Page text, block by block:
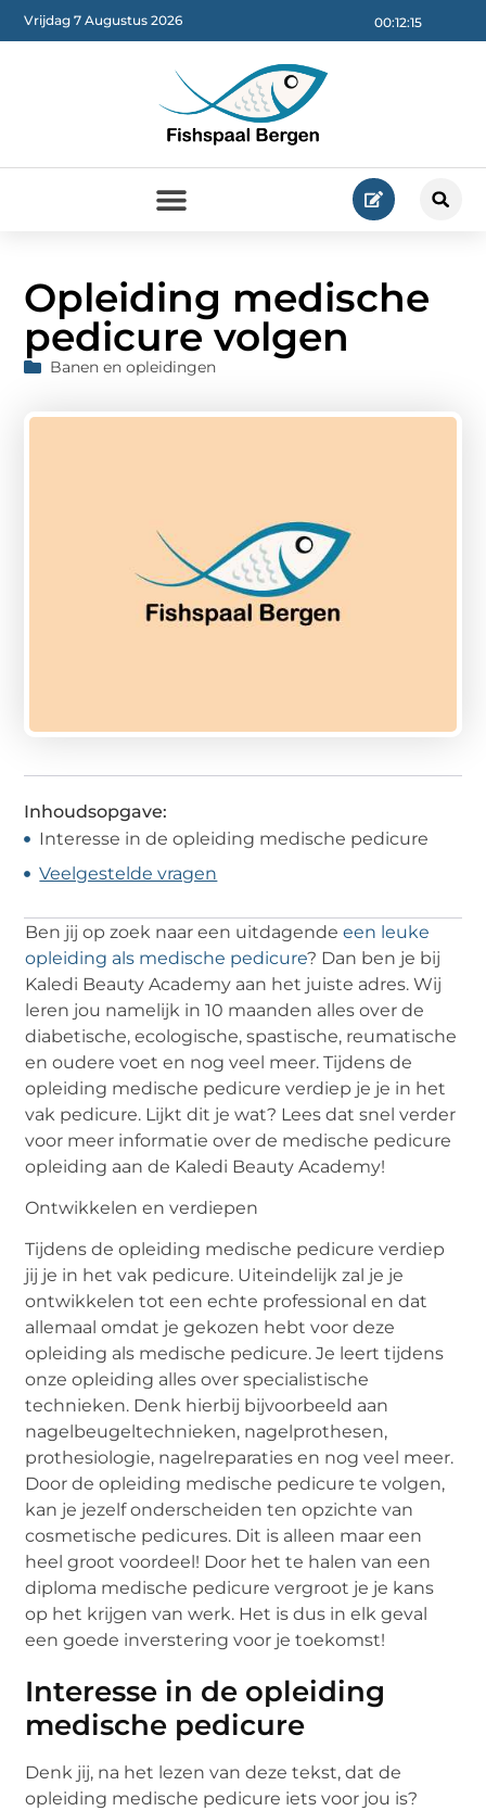
00:12:16
Vrijdag 7 Augustus 2026
Opleiding medische
pedicure volgen
Banen en opleidingen
Inhoudsopgave:
Interesse in de opleiding medische pedicure
Veelgestelde vragen
Ben jij op zoek naar een uitdagendeeen leuke
opleiding als medische pedicure? Dan ben je bij
Kaledi Beauty Academy aan het juiste adres. Wij
leren jou namelijk in 10 maanden alles over de
diabetische, ecologische, spastische, reumatische
en oudere voet en nog veel meer. Tijdens de
opleiding medische pedicure verdiep je je in het
vak pedicure. Lijkt dit je wat? Lees dat snel verder
voor meer informatie over de medische pedicure
opleiding aan de Kaledi Beauty Academy!
Ontwikkelen en verdiepen
Tijdens de opleiding medische pedicure verdiep
jij je in het vak pedicure. Uiteindelijk zal je je
ontwikkelen tot een echte professional en dat
allemaal omdat je gekozen hebt voor deze
opleiding als medische pedicure. Je leert tijdens
onze opleiding alles over specialistische
technieken. Denk hierbij bijvoorbeeld aan
nagelbeugeltechnieken, nagelprothesen,
prothesiologie, nagelreparaties en nog veel meer.
Door de opleiding medische pedicure te volgen,
kan je jezelf onderscheiden ten opzichte van
cosmetische pedicures. Dit is alleen maar een
heel groot voordeel! Door het te halen van een
diploma medische pedicure vergroot je je kans
op het krijgen van werk. Het is dus in elk geval
een goede inverstering voor je toekomst!
Interesse in de opleiding
medische pedicure
Denk jij, na het lezen van deze tekst, dat de
opleiding medische pedicure iets voor jou is?